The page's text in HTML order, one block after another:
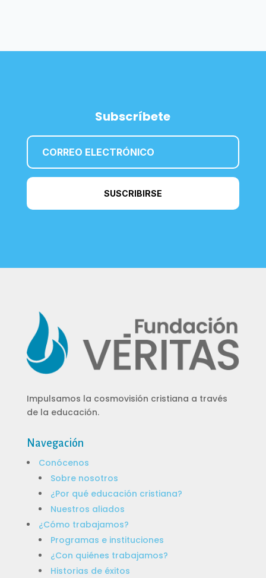
Subscríbete
SUSCRIBIRSE
Impulsamos la cosmovisión cristiana a través
de la educación.
Navegación
Conócenos
Sobre nosotros
¿Por qué educación cristiana?
Nuestros aliados
¿Cómo trabajamos?
Programas e instituciones
¿Con quiénes trabajamos?
Historias de éxitos